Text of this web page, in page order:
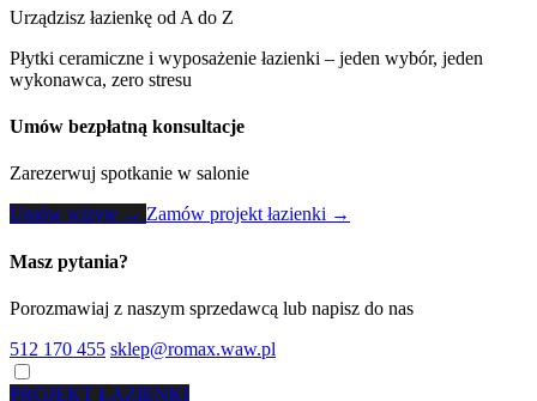
Urządzisz łazienkę od A do Z
Płytki ceramiczne i wyposażenie łazienki – jeden wybór, jeden
wykonawca, zero stresu
Umów bezpłatną konsultacje
Zarezerwuj spotkanie w salonie
Umów wizytę → Zamów projekt łazienki →
Masz pytania?
Porozmawiaj z naszym sprzedawcą lub napisz do nas
512 170 455 sklep@romax.waw.pl
PROJEKT ŁAZIENKI